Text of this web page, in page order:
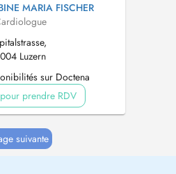
MARIA FISCHER
Luzern
sur Doctena
prendre RDV
suivante